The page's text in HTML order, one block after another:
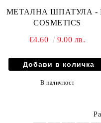
МЕТАЛНА ШПАТУЛА -
COSMETICS
€4.60 9.00 лв.
В наличност